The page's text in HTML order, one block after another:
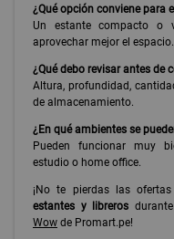
¿Qué opción conviene para
Un estante compacto o
aprovechar mejor el espacio.
¿Qué debo revisar antes de
Altura, profundidad,
de almacenamiento.
¿En qué ambientes se
Pueden funcionar muy
estudio o home office.
¡No te pierdas las
estantes y libreros
Wow de Promart.pe!